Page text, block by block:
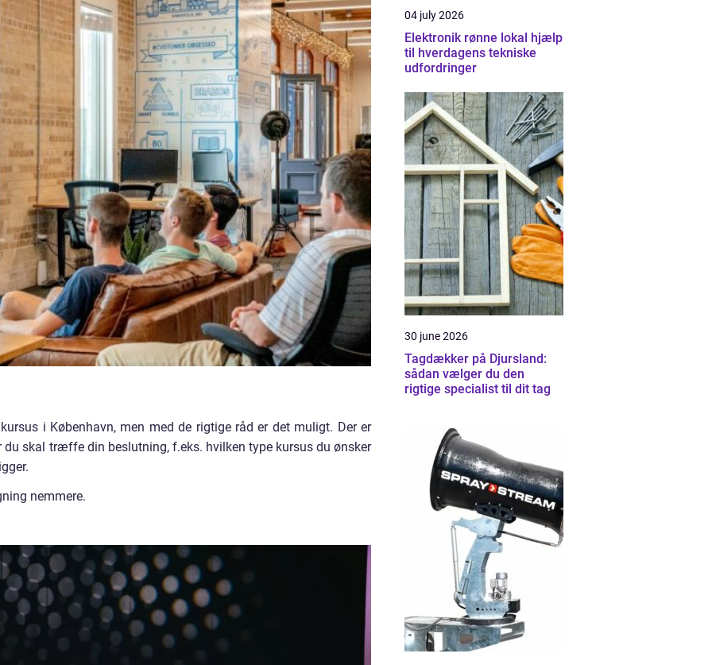
i København, men med de rigtige råd er det muligt. Der er
skal træffe din beslutning, f.eks. hvilken type kursus du ønsker
nemmere.
04 july 2026
Elektronik rønne lokal hjælp
til hverdagens tekniske
udfordringer
30 june 2026
Tagdækker på Djursland:
sådan vælger du den
rigtige specialist til dit tag